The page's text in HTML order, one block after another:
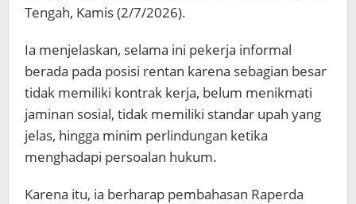
Tengah, Kamis (2/7/2026).
Ia menjelaskan, selama ini pekerja informal
berada pada posisi rentan karena sebagian besar
tidak memiliki kontrak kerja, belum menikmati
jaminan sosial, tidak memiliki standar upah yang
jelas, hingga minim perlindungan ketika
menghadapi persoalan hukum.
Karena itu, ia berharap pembahasan Raperda